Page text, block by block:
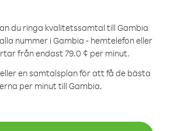
du ringa kvalitetssamtal till Gambia
nummer i Gambia - hemtelefon eller
från endast 79.0 ¢ per minut.
en samtalsplan för att få de bästa
per minut till Gambia.